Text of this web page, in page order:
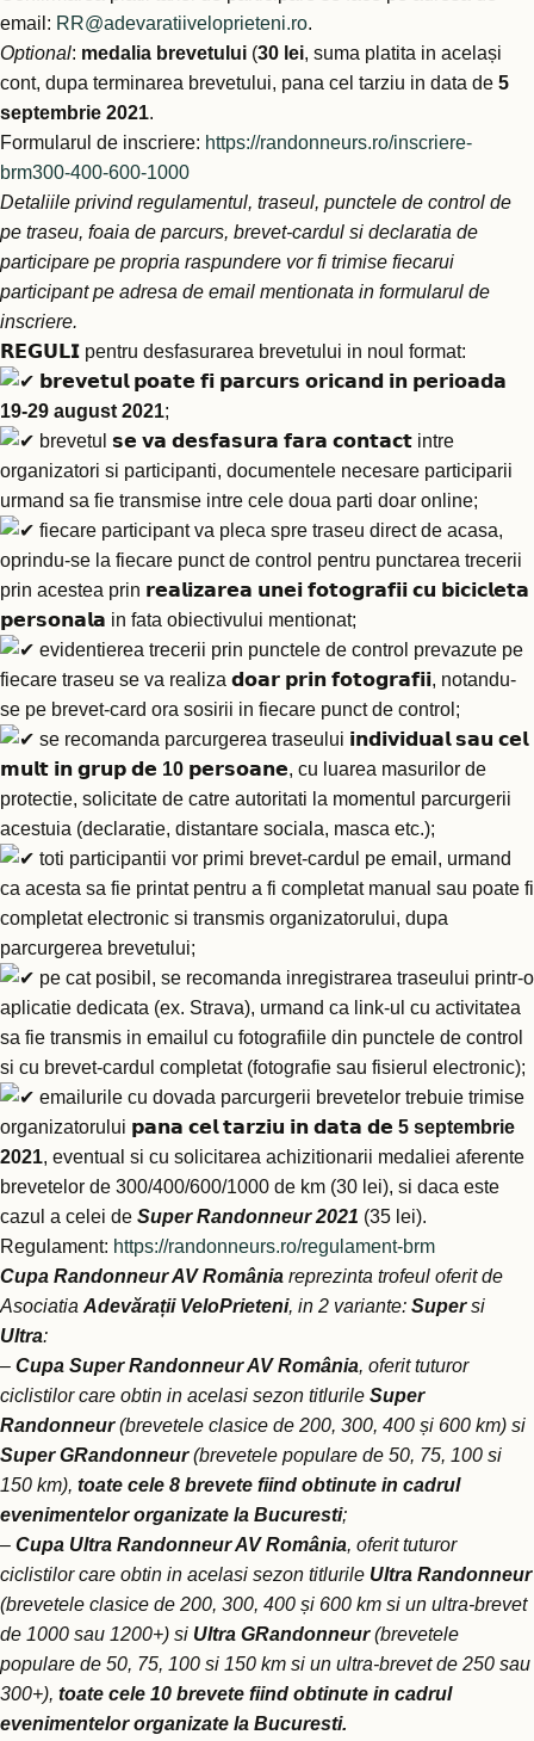
email: RR@adevaratiiveloprieteni.ro.
Optional: medalia brevetului (30 lei, suma platita in același
cont, dupa terminarea brevetului, pana cel tarziu in data de 5
septembrie 2021.
Formularul de inscriere: https://randonneurs.ro/inscriere-
brm300-400-600-1000
Detaliile privind regulamentul, traseul, punctele de control de
pe traseu, foaia de parcurs, brevet-cardul si declaratia de
participare pe propria raspundere vor fi trimise fiecarui
participant pe adresa de email mentionata in formularul de
inscriere.
𝗥𝗘𝗚𝗨𝗟𝗜 pentru desfasurarea brevetului in noul format:
𝗯𝗿𝗲𝘃𝗲𝘁𝘂𝗹 𝗽𝗼𝗮𝘁𝗲 𝗳𝗶 𝗽𝗮𝗿𝗰𝘂𝗿𝘀 𝗼𝗿𝗶𝗰𝗮𝗻𝗱 𝗶𝗻 𝗽𝗲𝗿𝗶𝗼𝗮𝗱𝗮
19-29 august 2021;
brevetul 𝘀𝗲 𝘃𝗮 𝗱𝗲𝘀𝗳𝗮𝘀𝘂𝗿𝗮 𝗳𝗮𝗿𝗮 𝗰𝗼𝗻𝘁𝗮𝗰𝘁 intre
organizatori si participanti, documentele necesare participarii
urmand sa fie transmise intre cele doua parti doar online;
fiecare participant va pleca spre traseu direct de acasa,
oprindu-se la fiecare punct de control pentru punctarea trecerii
prin acestea prin 𝗿𝗲𝗮𝗹𝗶𝘇𝗮𝗿𝗲𝗮 𝘂𝗻𝗲𝗶 𝗳𝗼𝘁𝗼𝗴𝗿𝗮𝗳𝗶𝗶 𝗰𝘂 𝗯𝗶𝗰𝗶𝗰𝗹𝗲𝘁𝗮
𝗽𝗲𝗿𝘀𝗼𝗻𝗮𝗹𝗮 in fata obiectivului mentionat;
evidentierea trecerii prin punctele de control prevazute pe
fiecare traseu se va realiza 𝗱𝗼𝗮𝗿 𝗽𝗿𝗶𝗻 𝗳𝗼𝘁𝗼𝗴𝗿𝗮𝗳𝗶𝗶, notandu-
se pe brevet-card ora sosirii in fiecare punct de control;
se recomanda parcurgerea traseului 𝗶𝗻𝗱𝗶𝘃𝗶𝗱𝘂𝗮𝗹 𝘀𝗮𝘂 𝗰𝗲𝗹
𝗺𝘂𝗹𝘁 𝗶𝗻 𝗴𝗿𝘂𝗽 𝗱𝗲 10 𝗽𝗲𝗿𝘀𝗼𝗮𝗻𝗲, cu luarea masurilor de
protectie, solicitate de catre autoritati la momentul parcurgerii
acestuia (declaratie, distantare sociala, masca etc.);
toti participantii vor primi brevet-cardul pe email, urmand
ca acesta sa fie printat pentru a fi completat manual sau poate fi
completat electronic si transmis organizatorului, dupa
parcurgerea brevetului;
pe cat posibil, se recomanda inregistrarea traseului printr-o
aplicatie dedicata (ex. Strava), urmand ca link-ul cu activitatea
sa fie transmis in emailul cu fotografiile din punctele de control
si cu brevet-cardul completat (fotografie sau fisierul electronic);
emailurile cu dovada parcurgerii brevetelor trebuie trimise
organizatorului 𝗽𝗮𝗻𝗮 𝗰𝗲𝗹 𝘁𝗮𝗿𝘇𝗶𝘂 𝗶𝗻 𝗱𝗮𝘁𝗮 𝗱𝗲 5 septembrie
2021, eventual si cu solicitarea achizitionarii medaliei aferente
brevetelor de 300/400/600/1000 de km (30 lei), si daca este
cazul a celei de Super Randonneur 2021 (35 lei).
Regulament: https://randonneurs.ro/regulament-brm
Cupa Randonneur AV România reprezinta trofeul oferit de
Asociatia Adevărații VeloPrieteni, in 2 variante: Supersi
Ultra:
– Cupa Super Randonneur AV România, oferit tuturor
ciclistilor care obtin in acelasi sezon titlurile Super
Randonneur(brevetele clasice de 200, 300, 400 și 600 km) si
Super GRandonneur(brevetele populare de 50, 75, 100 si
150 km), toate cele 8 brevete fiind obtinute in cadrul
evenimentelor organizate la Bucuresti;
– Cupa Ultra Randonneur AV România, oferit tuturor
ciclistilor care obtin in acelasi sezon titlurile Ultra Randonneur
(brevetele clasice de 200, 300, 400 și 600 km si un ultra-brevet
de 1000 sau 1200+) si Ultra GRandonneur(brevetele
populare de 50, 75, 100 si 150 km si un ultra-brevet de 250 sau
300+), toate cele 10 brevete fiind obtinute in cadrul
evenimentelor organizate la Bucuresti.